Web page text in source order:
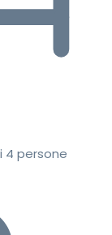
4 persone